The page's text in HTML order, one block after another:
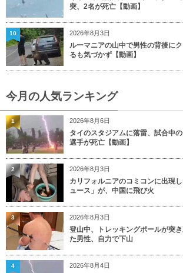
突、2名が死亡【動画】
2026年8月3日
ルーマニアの山中で男性の背後に
るも気づかず【動画】
10
今月の人気ランキング
2026年8月6日
タイのスタジアムに落雷、試合中
選手が死亡【動画】
1
2026年8月3日
カリフォルニアのコミコンに出現
ュース」が、中国に飛び火
2
2026年8月3日
登山中、トレッキングポールが突
た男性、自力で下山
3
2026年8月4日
4